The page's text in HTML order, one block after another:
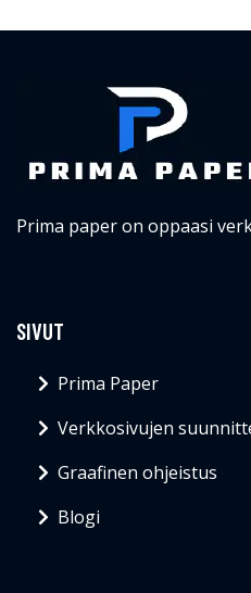
Prima paper on oppaasi
SIVUT
Prima Paper
Verkkosivujen
Graafinen ohjeistus
Blogi